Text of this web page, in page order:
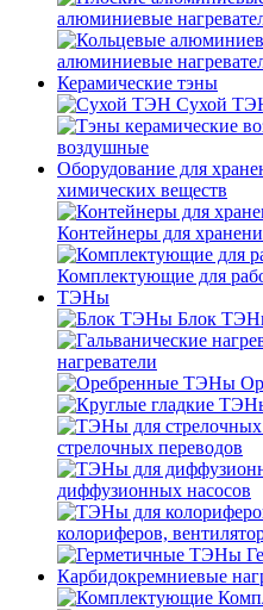
алюминиевые
алюминиевые
Керамические тэны
Сухой
воздушные
Оборудование для
химических веществ
Контейнеры для
Комплектующие для
ТЭНы
Блок
нагреватели
стрелочных переводов
диффузионных насосов
колориферов,
Карбидокремниевые